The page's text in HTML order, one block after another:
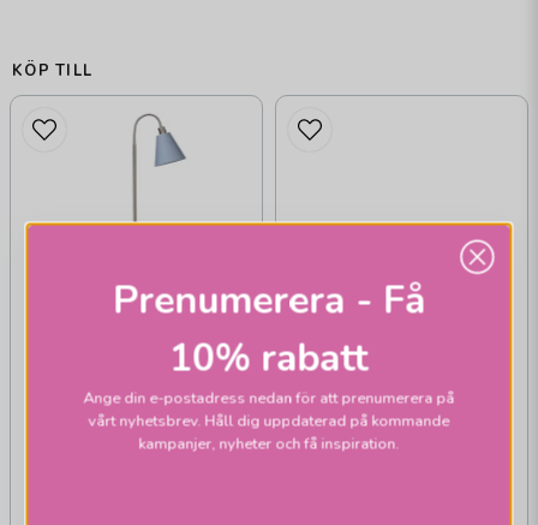
KÖP TILL
ARMATURHANTVERK
G 707 Lysekil
golvlampa nickel
Prenumerera - Få
10% rabatt
Ange din e-postadress nedan för att prenumerera på
vårt nyhetsbrev. Håll dig uppdaterad på kommande
kampanjer, nyheter och få inspiration.